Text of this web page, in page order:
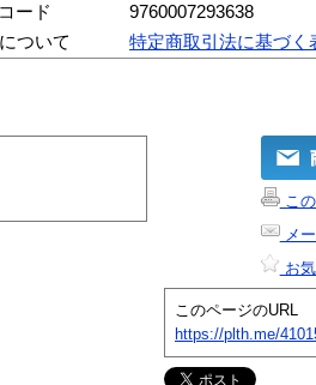
ード
9760007293638
ついて
特定商取引法に基づく
この
メー
お
このページのURL
https://plth.me/